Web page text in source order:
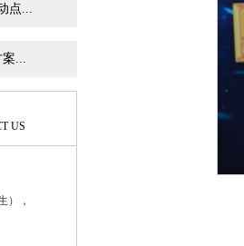
点...
...
US
），